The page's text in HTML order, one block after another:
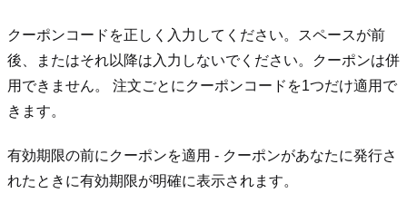
クーポンコードを正しく入力してください。スペースが前
後、またはそれ以降は入力しないでください。
クーポンは併
用できません。 注文ごとにクーポンコードを1つだけ適用で
きます。
有効期限の前にクーポンを適用 - クーポンがあなたに発行さ
れたときに有効期限が明確に表示されます。